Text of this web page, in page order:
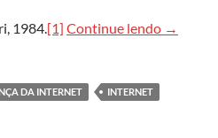
1984.[1] Continue lendo Eco-92,
→
DA INTERNET
INTERNET